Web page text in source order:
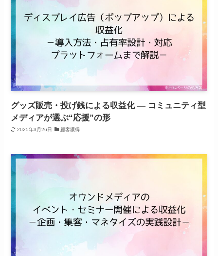
グッズ販売・投げ銭による収益化 ― コミュニティ型
メディアが選ぶ“応援”の形
2025年3月26日 顧客獲得